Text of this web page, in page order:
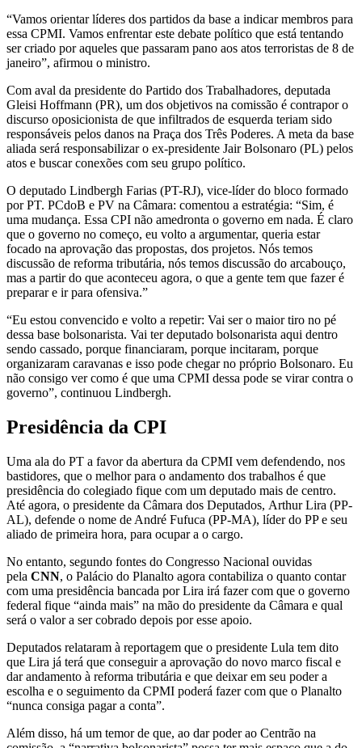
“Vamos orientar líderes dos partidos da base a indicar membros para
essa CPMI. Vamos enfrentar este debate político que está tentando
ser criado por aqueles que passaram pano aos atos terroristas de 8 de
janeiro”, afirmou o ministro.
Com aval da presidente do Partido dos Trabalhadores, deputada
Gleisi Hoffmann (PR), um dos objetivos na comissão é contrapor o
discurso oposicionista de que infiltrados de esquerda teriam sido
responsáveis pelos danos na Praça dos Três Poderes. A meta da base
aliada será responsabilizar o ex-presidente Jair Bolsonaro (PL) pelos
atos e buscar conexões com seu grupo político.
O deputado Lindbergh Farias (PT-RJ), vice-líder do bloco formado
por PT. PCdoB e PV na Câmara: comentou a estratégia: “Sim, é
uma mudança. Essa CPI não amedronta o governo em nada. É claro
que o governo no começo, eu volto a argumentar, queria estar
focado na aprovação das propostas, dos projetos. Nós temos
discussão de reforma tributária, nós temos discussão do arcabouço,
mas a partir do que aconteceu agora, o que a gente tem que fazer é
preparar e ir para ofensiva.”
“Eu estou convencido e volto a repetir: Vai ser o maior tiro no pé
dessa base bolsonarista. Vai ter deputado bolsonarista aqui dentro
sendo cassado, porque financiaram, porque incitaram, porque
organizaram caravanas e isso pode chegar no próprio Bolsonaro. Eu
não consigo ver como é que uma CPMI dessa pode se virar contra o
governo”, continuou Lindbergh.
Presidência da CPI
Uma ala do PT a favor da abertura da CPMI vem defendendo, nos
bastidores, que o melhor para o andamento dos trabalhos é que
presidência do colegiado fique com um deputado mais de centro.
Até agora, o presidente da Câmara dos Deputados, Arthur Lira (PP-
AL), defende o nome de André Fufuca (PP-MA), líder do PP e seu
aliado de primeira hora, para ocupar a o cargo.
No entanto, segundo fontes do Congresso Nacional ouvidas
pela CNN, o Palácio do Planalto agora contabiliza o quanto contar
com uma presidência bancada por Lira irá fazer com que o governo
federal fique “ainda mais” na mão do presidente da Câmara e qual
será o valor a ser cobrado depois por esse apoio.
Deputados relataram à reportagem que o presidente Lula tem dito
que Lira já terá que conseguir a aprovação do novo marco fiscal e
dar andamento à reforma tributária e que deixar em seu poder a
escolha e o seguimento da CPMI poderá fazer com que o Planalto
“nunca consiga pagar a conta”.
Além disso, há um temor de que, ao dar poder ao Centrão na